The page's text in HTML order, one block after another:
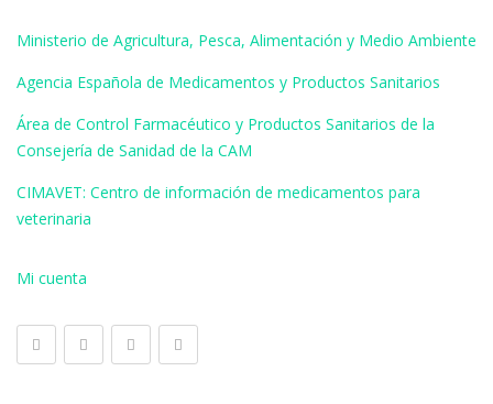
Ministerio de Agricultura, Pesca, Alimentación y Medio Ambiente
Agencia Española de Medicamentos y Productos Sanitarios
Área de Control Farmacéutico y Productos Sanitarios de la
Consejería de Sanidad de la CAM
CIMAVET: Centro de información de medicamentos para
veterinaria
Mi cuenta